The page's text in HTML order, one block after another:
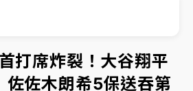
交所今起縮短股票「關禁閉」天
面試 清大校長高為元致歉：機會
打席炸裂！大谷翔平
佐木朗希5保送吞第